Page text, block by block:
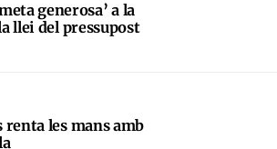
generosa’ a la
llei del pressupost
renta les mans amb